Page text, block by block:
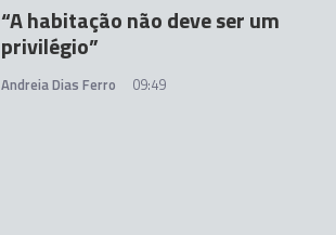
“A habitação não deve ser um
privilégio”
Andreia Dias Ferro 09:49